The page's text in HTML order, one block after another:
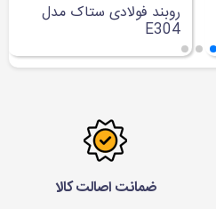
روبند فولادی ستاک مدل
E304
ضمانت اصالت کالا